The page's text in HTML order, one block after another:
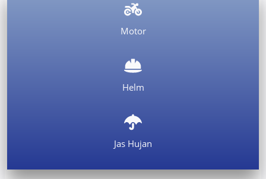
Motor
Helm
Jas Hujan